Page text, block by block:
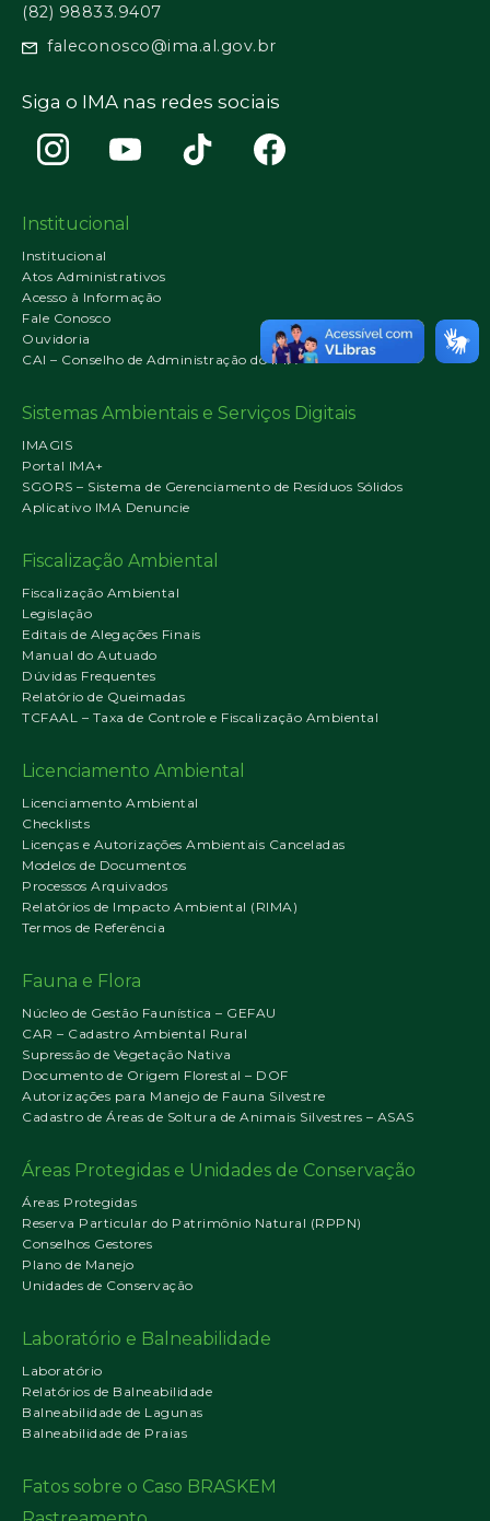
(82) 98833.9407
faleconosco@ima.al.gov.br
Siga o IMA nas redes sociais
Institucional
Institucional
Atos Administrativos
Acesso à Informação
Fale Conosco
Ouvidoria
CAI – Conselho de Administração do IMA
Sistemas Ambientais e Serviços Digitais
IMAGIS
Portal IMA+
SGORS – Sistema de Gerenciamento de Resíduos Sólidos
Aplicativo IMA Denuncie
Fiscalização Ambiental
Fiscalização Ambiental
Legislação
Editais de Alegações Finais
Manual do Autuado
Dúvidas Frequentes
Relatório de Queimadas
TCFAAL – Taxa de Controle e Fiscalização Ambiental
Licenciamento Ambiental
Licenciamento Ambiental
Checklists
Licenças e Autorizações Ambientais Canceladas
Modelos de Documentos
Processos Arquivados
Relatórios de Impacto Ambiental (RIMA)
Termos de Referência
Fauna e Flora
Núcleo de Gestão Faunística – GEFAU
CAR – Cadastro Ambiental Rural
Supressão de Vegetação Nativa
Documento de Origem Florestal – DOF
Autorizações para Manejo de Fauna Silvestre
Cadastro de Áreas de Soltura de Animais Silvestres – ASAS
Áreas Protegidas e Unidades de Conservação
Áreas Protegidas
Reserva Particular do Patrimônio Natural (RPPN)
Conselhos Gestores
Plano de Manejo
Unidades de Conservação
Laboratório e Balneabilidade
Laboratório
Relatórios de Balneabilidade
Balneabilidade de Lagunas
Balneabilidade de Praias
Fatos sobre o Caso BRASKEM